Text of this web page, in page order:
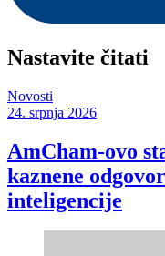
Nastavite čitati
Novosti
24. srpnja 2026
AmCham-ovo
kaznene
inteligencije